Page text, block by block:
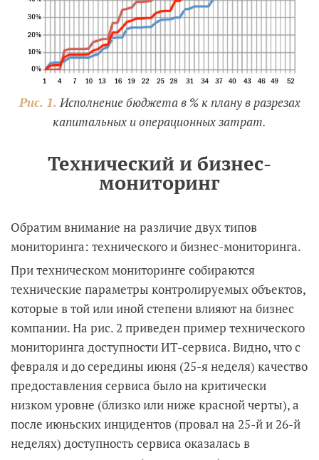
Рис. 1.Исполнение бюджета в % к плану в разрезах
капитальных и операционных затрат.
Технический и бизнес-
мониторинг
Обратим внимание на различие двух типов
мониторинга: технического и бизнес-мониторинга.
При техническом мониторинге собираются
технические параметры контролируемых объектов,
которые в той или иной степени влияют на бизнес
компании. На рис. 2 приведен пример технического
мониторинга доступности ИТ-сервиса. Видно, что с
февраля и до середины июня (25-я неделя) качество
предоставления сервиса было на критически
низком уровне (близко или ниже красной черты), а
после июньских инцидентов (провал на 25-й и 26-й
неделях) доступность сервиса оказалась в